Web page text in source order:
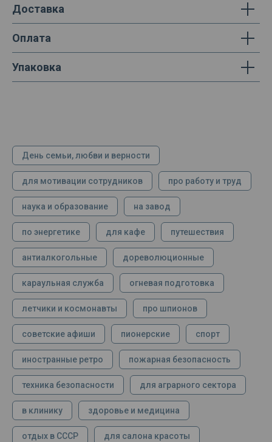
Доставка
Оплата
Упаковка
День семьи, любви и верности
для мотивации сотрудников про работу и труд
наука и образование на завод
по энергетике для кафе путешествия
антиалкогольные дореволюционные
караульная служба огневая подготовка
летчики и космонавты про шпионов
советские афиши пионерские спорт
иностранные ретро пожарная безопасность
техника безопасности для аграрного сектора
в клинику здоровье и медицина
отдых в СССР для салона красоты